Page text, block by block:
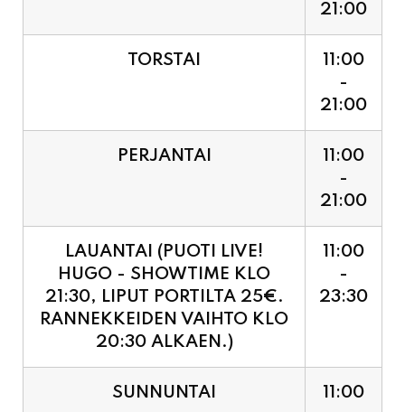
-
21:00
11:00
-
21:00
21:30, LIPUT PORTILTA 25€.
RANNEKKEIDEN VAIHTO KLO
20:30 ALKAEN.)
11:00
-
23:30
SUNNUNTAI
21:00